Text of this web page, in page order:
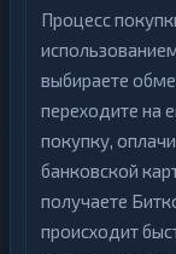
Процесс
выбираете
переходите на
покупку,
банковской
получаете
происходит